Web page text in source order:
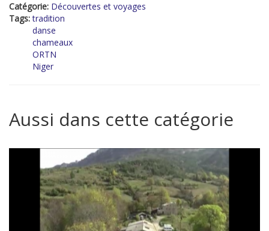
Catégorie: Découvertes et voyages
Tags:tradition
danse
chameaux
ORTN
Niger
Aussi dans cette catégorie